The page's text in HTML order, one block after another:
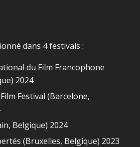
dans 4 festivals :
du Film Francophone
2024
Festival (Barcelone,
Belgique) 2024
(Bruxelles, Belgique) 2023